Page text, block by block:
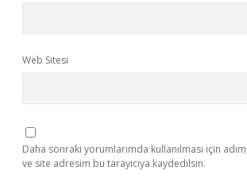
Web Sitesi
Daha sonraki yorumlarımda kullanılması için
ve site adresim bu tarayıcıya kaydedilsin.